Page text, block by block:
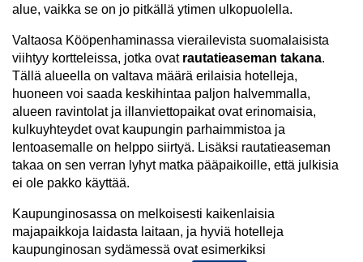
alue, vaikka se on jo pitkällä ytimen ulkopuolella.
Valtaosa Kööpenhaminassa vierailevista suomalaisista
viihtyy kortteleissa, jotka ovat rautatieaseman takana.
Tällä alueella on valtava määrä erilaisia hotelleja,
huoneen voi saada keskihintaa paljon halvemmalla,
alueen ravintolat ja illanviettopaikat ovat erinomaisia,
kulkuyhteydet ovat kaupungin parhaimmistoa ja
lentoasemalle on helppo siirtyä. Lisäksi rautatieaseman
takaa on sen verran lyhyt matka pääpaikoille, että julkisia
ei ole pakko käyttää.
Kaupunginosassa on melkoisesti kaikenlaisia
majapaikkoja laidasta laitaan, ja hyviä hotelleja
kaupunginosan sydämessä ovat esimerkiksi